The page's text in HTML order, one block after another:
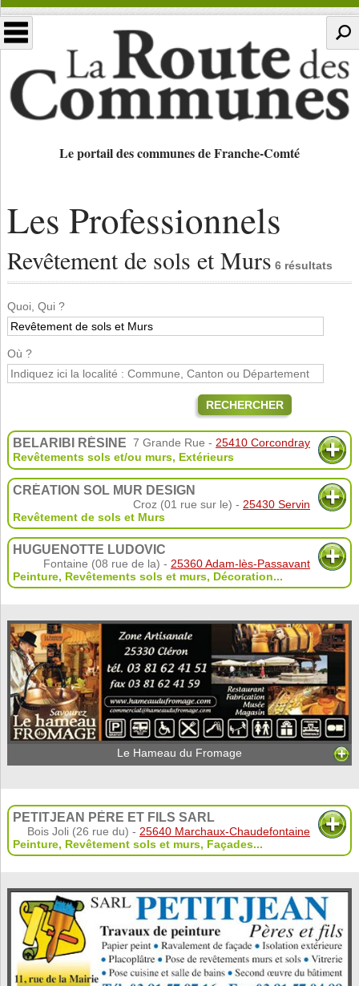
Le portail des communes de Franche-Comté
Les Professionnels
Revêtement de sols et Murs 6 résultats
Quoi, Qui ?
Où ?
RECHERCHER
BELARIBI RÉSINE 7 Grande Rue - 25410 Corcondray
Revêtements sols et/ou murs, Extérieurs
CRÉATION SOL MUR DESIGN
Croz (01 rue sur le) - 25430 Servin
Revêtement de sols et Murs
HUGUENOTTE LUDOVIC
Fontaine (08 rue de la) - 25360 Adam-lès-Passavant
Peinture, Revêtements sols et murs, Décoration...
Le Hameau du Fromage
PETITJEAN PÈRE ET FILS SARL
Bois Joli (26 rue du) - 25640 Marchaux-Chaudefontaine
Peinture, Revêtement sols et murs, Façades...